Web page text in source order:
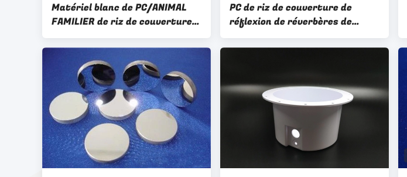
Matériel blanc de PC/ANIMAL
FAMILIER de riz de couverture
de réflexion de réverbères de
conception/fait sur commande
d'OEM/ODM LED
PC de riz de couverture de
réflexion de réverbères de
conception/fait sur commande
d'OEM/ODM LED/ANIMAL